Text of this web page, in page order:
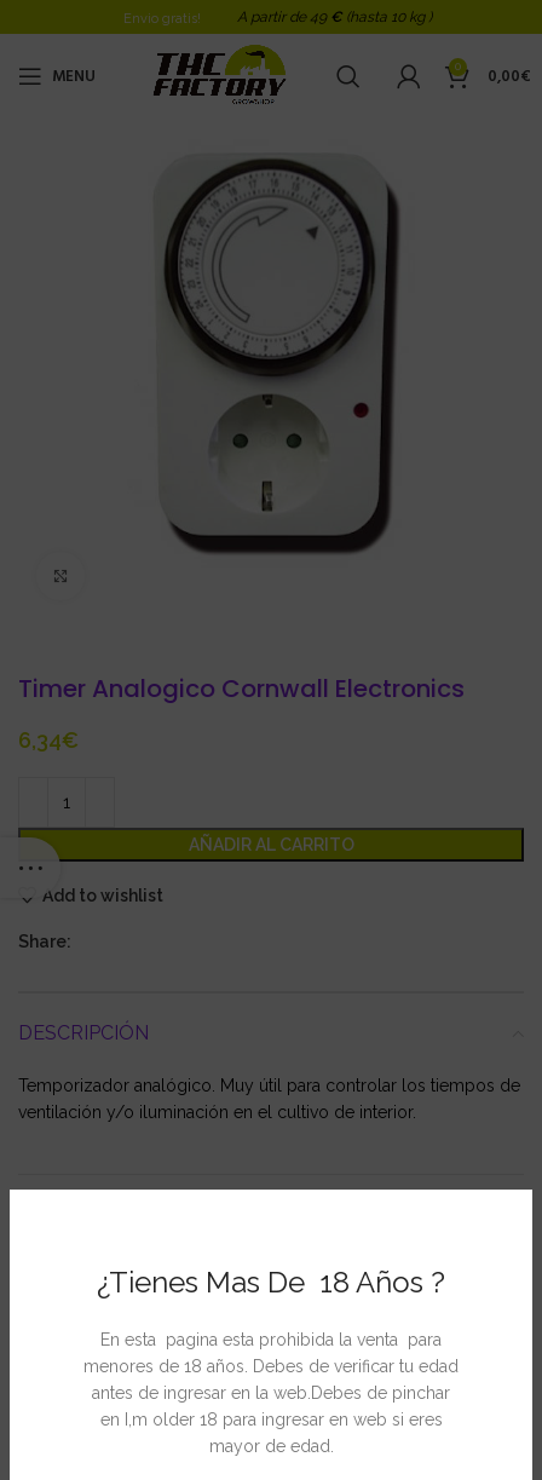
¿Tienes Mas De 18 Años ?
En esta pagina esta prohibida la venta para
menores de 18 años. Debes de verificar tu edad
antes de ingresar en la web.Debes de pinchar
en I,m older 18 para ingresar en web si eres
mayor de edad.
Envio gratis! A partir de 49 € (hasta 10 kg )
MENU 0 0,00€
Timer Analogico Cornwall Electronics
€
AÑADIR AL CARRITO
Add to wishlist
Share:
DESCRIPCIÓN
Temporizador analógico. Muy útil para controlar los tiempos de
ventilación y/o iluminación en el cultivo de interior.